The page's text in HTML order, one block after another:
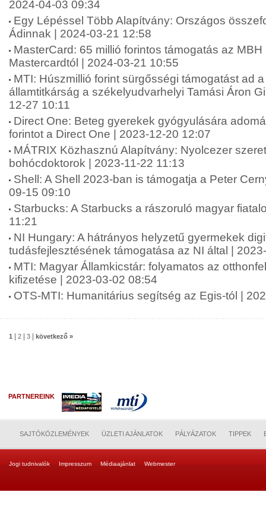
2024-04-03 09:34
Egy Lépéssel Több Alapítvány: Országos
Ádinnak | 2024-03-21 12:58
MasterCard: 65 millió forintos támogatás az
Mastercardtól | 2024-03-21 10:55
MTI: Húszmillió forint sürgősségi támogatást ad
államtitkárság a székelyudvarhelyi Tamási Áron
12-27 10:11
Direct One: Beteg gyerekek gyógyulására
forintot a Direct One | 2023-12-20 12:07
MÁTRIX Közhasznú Alapítvány: Nyolcezer
bohócdoktorok | 2023-11-22 11:13
Shell: A Shell 2023-ban is támogatja a Peter
09-15 09:10
Starbucks: A Starbucks a rászoruló magyar
11:21
NI Hungary: A hátrányos helyzetű gyermekek
tudásfejlesztésének támogatása az NI által |
MTI: Magyar Államkicstár: folyamatos az
kifizetése | 2023-03-02 08:54
OTS-MTI: Humanitárius segítség az Egis-tól |
1 2 3 következő »
PARTNEREINK
SAJTÓKÖZLEMÉNYEK ÜZLETI AJÁNLATOK PÁLYÁZATOK TIPPEK
Jogi tudnivalók Impresszum Médiaajánlat Webmester